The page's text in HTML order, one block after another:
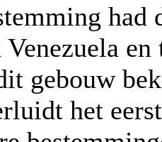
gebouw
het